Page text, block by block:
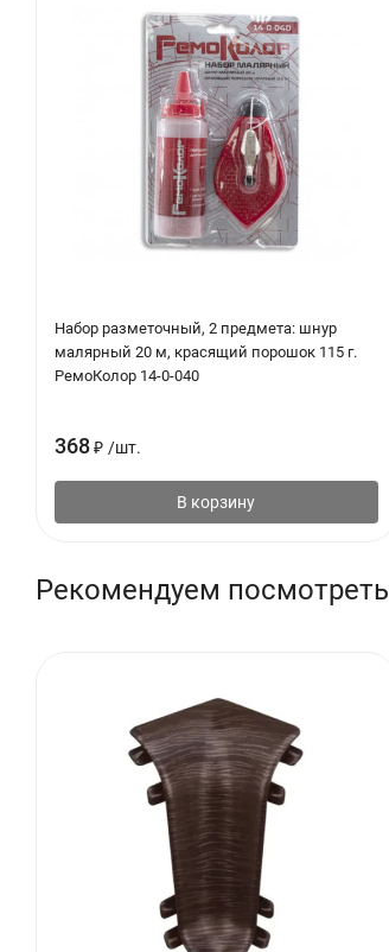
Набор разметочный, 2 предмета: шнур
малярный 20 м, красящий порошок 115 г.
РемоКолор 14-0-040
368₽ /шт.
В корзину
Рекомендуем посмотреть